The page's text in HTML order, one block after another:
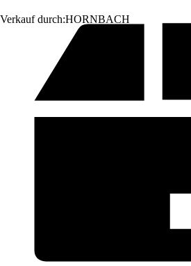
Verkauf durch:HORNBACH